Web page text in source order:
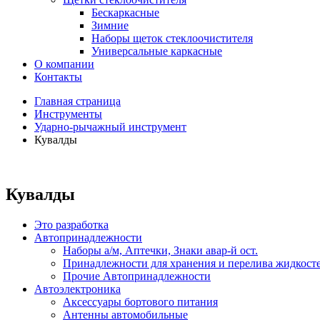
Бескаркасные
Зимние
Наборы щеток стеклоочистителя
Универсальные каркасные
О компании
Контакты
Главная страница
Инструменты
Ударно-рычажный инструмент
Кувалды
Кувалды
Это разработка
Автопринадлежности
Наборы а/м, Аптечки, Знаки авар-й ост.
Принадлежности для хранения и перелива
Прочие Автопринадлежности
Автоэлектроника
Аксессуары бортового питания
Антенны автомобильные